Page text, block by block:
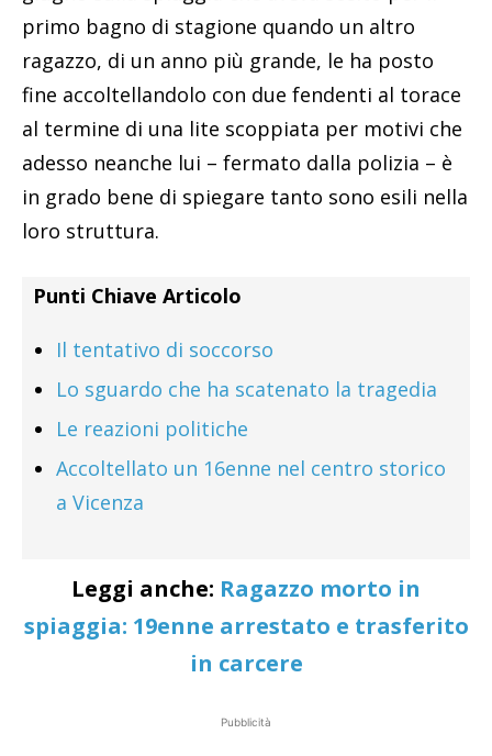
primo bagno di stagione quando un altro
ragazzo, di un anno più grande, le ha posto
fine accoltellandolo con due fendenti al torace
al termine di una lite scoppiata per motivi che
adesso neanche lui – fermato dalla polizia – è
in grado bene di spiegare tanto sono esili nella
loro struttura.
Punti Chiave Articolo
Il tentativo di soccorso
Lo sguardo che ha scatenato la tragedia
Le reazioni politiche
Accoltellato un 16enne nel centro storico
a Vicenza
Leggi anche: Ragazzo morto in
spiaggia: 19enne arrestato e trasferito
in carcere
Pubblicità